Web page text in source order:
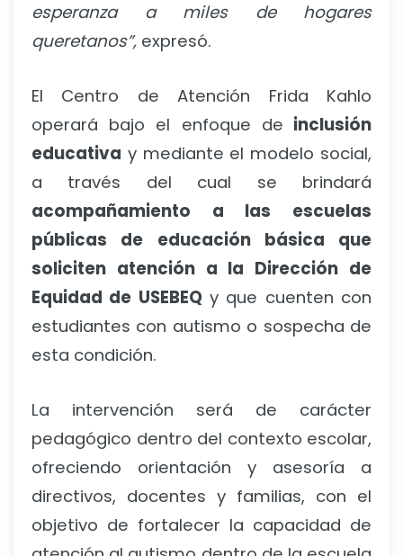
esperanza a miles de hogares
queretanos”, expresó.
El Centro de Atención Frida Kahlo
operará bajo el enfoque de inclusión
educativa y mediante el modelo social,
a través del cual se brindará
acompañamiento a las escuelas
públicas de educación básica que
soliciten atención a la Dirección de
Equidad de USEBEQy que cuenten con
estudiantes con autismo o sospecha de
esta condición.
La intervención será de carácter
pedagógico dentro del contexto escolar,
ofreciendo orientación y asesoría a
directivos, docentes y familias, con el
objetivo de fortalecer la capacidad de